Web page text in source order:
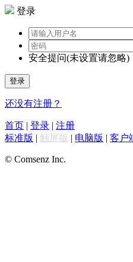
登录
安全提问(未设置请忽略)
登录
还没有注册？
首页 | 登录 | 注册
标准版 | 触屏版 | 电脑版 | 客户
© Comsenz Inc.